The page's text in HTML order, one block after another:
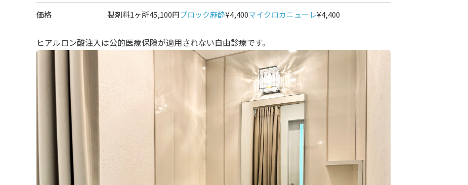
価格 製剤料1ヶ所45,100円ブロック麻酔¥4,400マイクロカニューレ¥4,400
ヒアルロン酸注入は公的医療保険が適用されない自由診療です。